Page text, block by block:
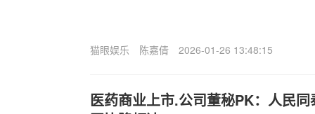
猫眼娱乐 陈嘉倩 2026-01-26 13:48:15
医药商业上市.公司董秘PK：人民